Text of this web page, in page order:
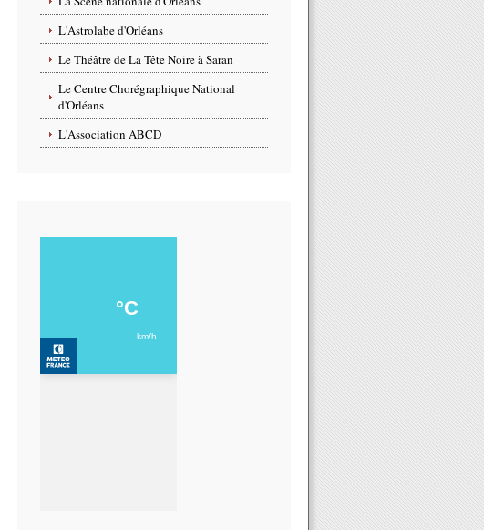
L'Astrolabe d'Orléans
Le Théâtre de La Tête Noire à Saran
Le Centre Chorégraphique National
d'Orléans
L'Association ABCD